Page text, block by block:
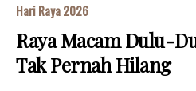
Hari Raya 2026
Raya Macam Dulu-
Tak Pernah Hilang